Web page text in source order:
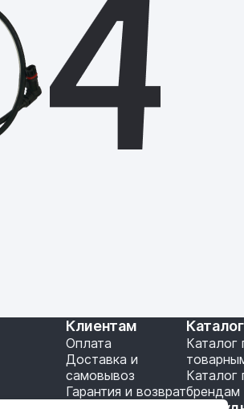
Клиентам
Оплата
Доставка и
самовывоз
Гарантия и возврат
Каталог
Каталог
брендам